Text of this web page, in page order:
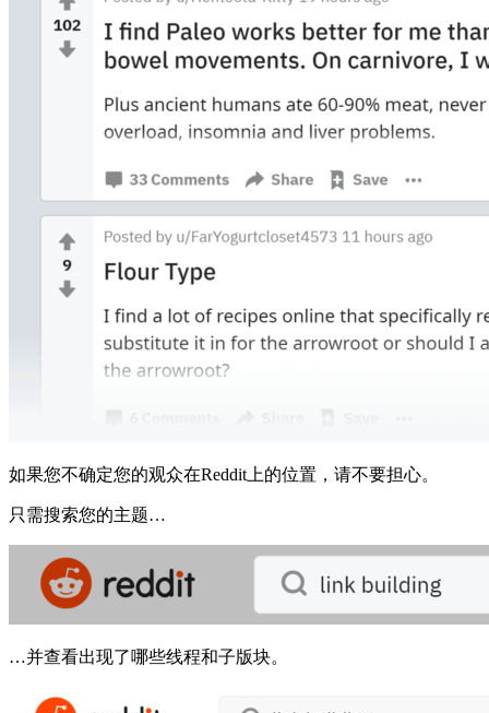
如果您不确定您的观众在Reddit上的位置，请不要担心。
只需搜索您的主题…
…并查看出现了哪些线程和子版块。